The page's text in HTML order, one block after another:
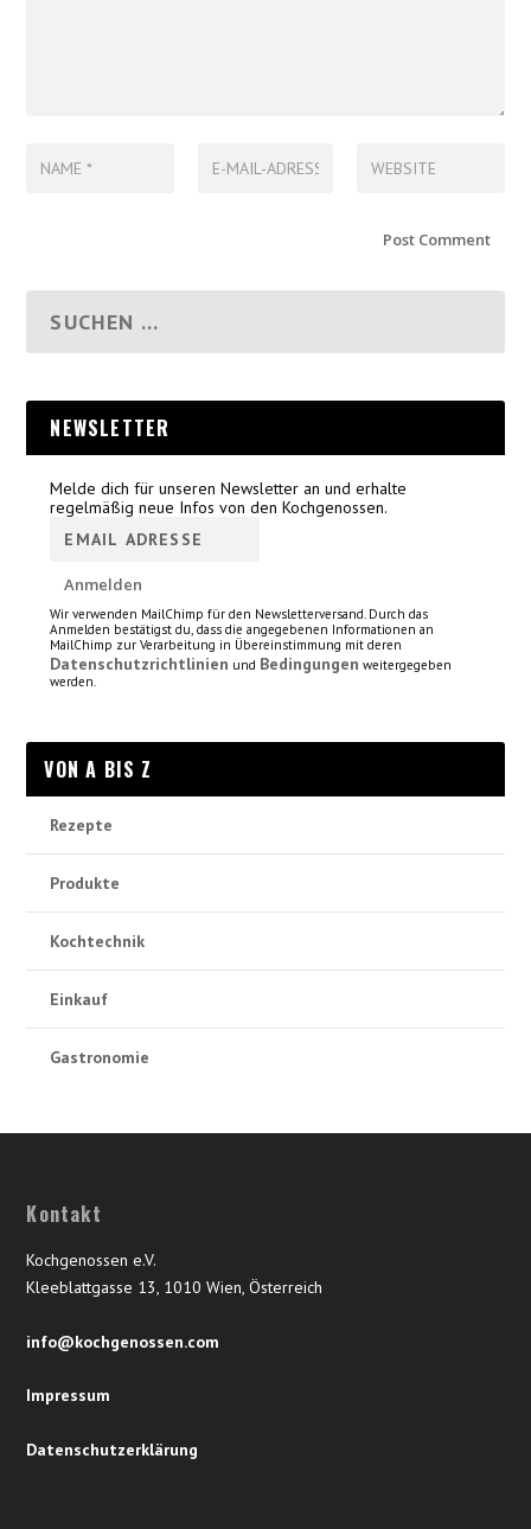
NEWSLETTER
Melde dich für unseren Newsletter an und erhalte
regelmäßig neue Infos von den Kochgenossen.
Wir verwenden MailChimp für den Newsletterversand. Durch das
Anmelden bestätigst du, dass die angegebenen Informationen an
MailChimp zur Verarbeitung in Übereinstimmung mit deren
Datenschutzrichtlinien und Bedingungen weitergegeben
werden.
VON A BIS Z
Rezepte
Produkte
Kochtechnik
Einkauf
Gastronomie
Kontakt
Kochgenossen e.V.
Kleeblattgasse 13, 1010 Wien, Österreich
info@kochgenossen.com
Impressum
Datenschutzerklärung